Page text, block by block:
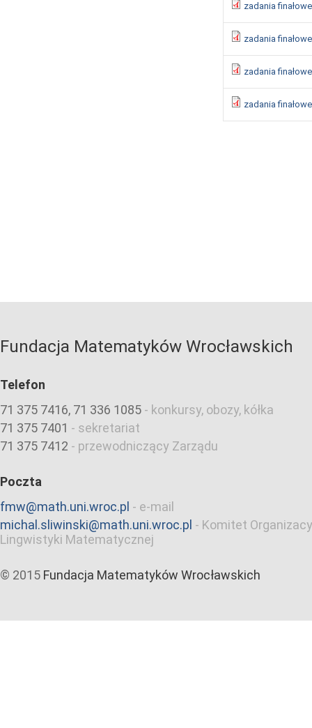
zadania
zadania
zadania
zadania
Fundacja Matematyków Wrocławskich
Telefon
71 375 7416, 71 336 1085 - konkursy, obozy, kółka
71 375 7401 - sekretariat
71 375 7412 - przewodniczący Zarządu
Poczta
fmw@math.uni.wroc.pl - e-mail
michal.sliwinski@math.uni.wroc.pl - Komitet
Lingwistyki Matematycznej
© 2015 Fundacja Matematyków Wrocławskich